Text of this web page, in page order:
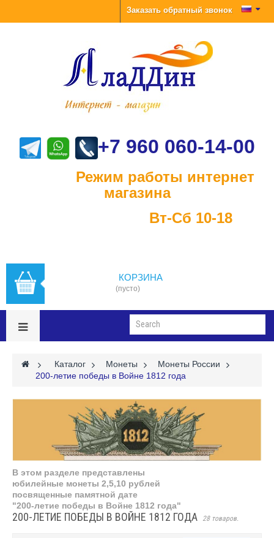
Заказать обратный звонок
+7 960 060-14-00
Режим работы интернет
магазина
Вт-Сб 10-18
КОРЗИНА
(пусто)
> Каталог > Монеты >
Монеты России
200-летие победы в Войне 1812 года
В этом разделе представлены
юбилейные монеты 2,5,10 рублей
посвященные памятной дате
"200-летие победы в Войне 1812 года"
200-ЛЕТИЕ ПОБЕДЫ В ВОЙНЕ 1812 ГОДА 28 товаров.